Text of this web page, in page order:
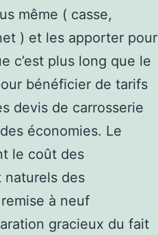
même ( casse,
) et les apporter pour
c’est plus long que le
bénéficier de tarifs
devis de carrosserie
économies. Le
le coût des
naturels des
à neuf
gracieux du fait